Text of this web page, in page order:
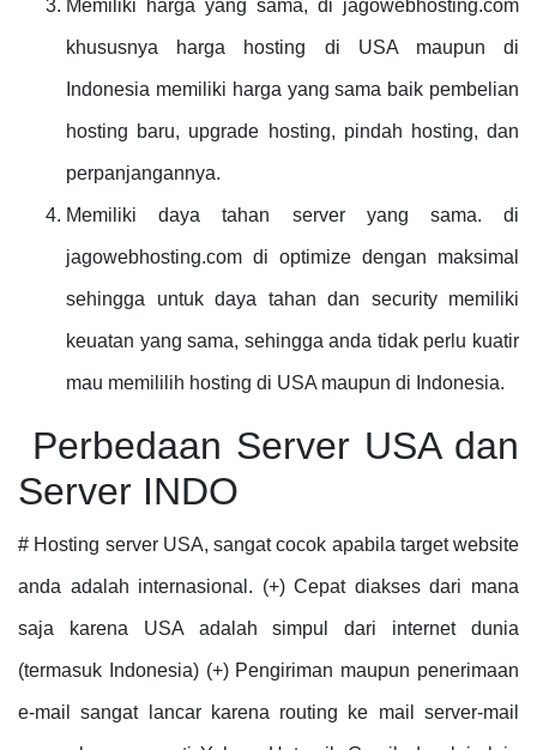
Memiliki harga yang sama, di jagowebhosting.com
khususnya harga hosting di USA maupun di
Indonesia memiliki harga yang sama baik pembelian
hosting baru, upgrade hosting, pindah hosting, dan
perpanjangannya.
Memiliki daya tahan server yang sama. di
jagowebhosting.com di optimize dengan maksimal
sehingga untuk daya tahan dan security memiliki
keuatan yang sama, sehingga anda tidak perlu kuatir
mau memililih hosting di USA maupun di Indonesia.
Perbedaan Server USA dan
Server INDO
# Hosting server USA, sangat cocok apabila target website
anda adalah internasional. (+) Cepat diakses dari mana
saja karena USA adalah simpul dari internet dunia
(termasuk Indonesia) (+) Pengiriman maupun penerimaan
e-mail sangat lancar karena routing ke mail server-mail